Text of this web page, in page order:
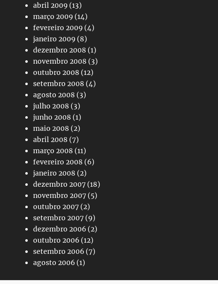
abril 2009 (13)
março 2009 (14)
fevereiro 2009 (4)
janeiro 2009 (8)
dezembro 2008 (1)
novembro 2008 (3)
outubro 2008 (12)
setembro 2008 (4)
agosto 2008 (3)
julho 2008 (3)
junho 2008 (1)
maio 2008 (2)
abril 2008 (7)
março 2008 (11)
fevereiro 2008 (6)
janeiro 2008 (2)
dezembro 2007 (18)
novembro 2007 (5)
outubro 2007 (2)
setembro 2007 (9)
dezembro 2006 (2)
outubro 2006 (12)
setembro 2006 (7)
agosto 2006 (1)